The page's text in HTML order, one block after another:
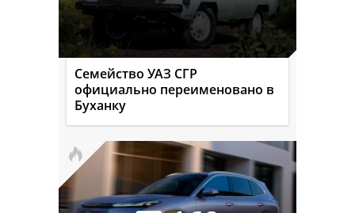
Семейство УАЗ СГР
официально переименовано в
Буханку